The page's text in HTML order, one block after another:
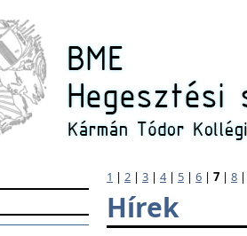
1 | 2 | 3 | 4| 5 | 6 | 7 | 8
Hírek